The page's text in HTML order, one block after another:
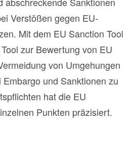
Verstößen gegen EU-
Mit dem EU Sanction Tool
zur Bewertung von EU
von Umgehungen
und Sanktionen zu
hat die EU
Punkten präzisiert.